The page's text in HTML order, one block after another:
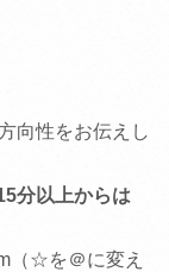
向性をお伝えし
分以上からは
（☆を＠に変え